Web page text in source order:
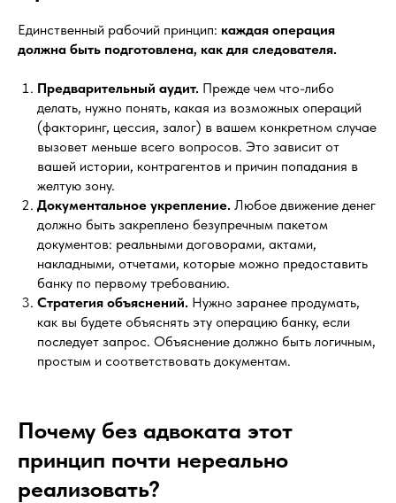
Единственный рабочий принцип: каждая операция
должна быть подготовлена, как для следователя.
Предварительный аудит. Прежде чем что-либо
делать, нужно понять, какая из возможных операций
(факторинг, цессия, залог) в вашем конкретном случае
вызовет меньше всего вопросов. Это зависит от
вашей истории, контрагентов и причин попадания в
желтую зону.
Документальное укрепление. Любое движение денег
должно быть закреплено безупречным пакетом
документов: реальными договорами, актами,
накладными, отчетами, которые можно предоставить
банку по первому требованию.
Стратегия объяснений. Нужно заранее продумать,
как вы будете объяснять эту операцию банку, если
последует запрос. Объяснение должно быть логичным,
простым и соответствовать документам.
Почему без адвоката этот
принцип почти нереально
реализовать?